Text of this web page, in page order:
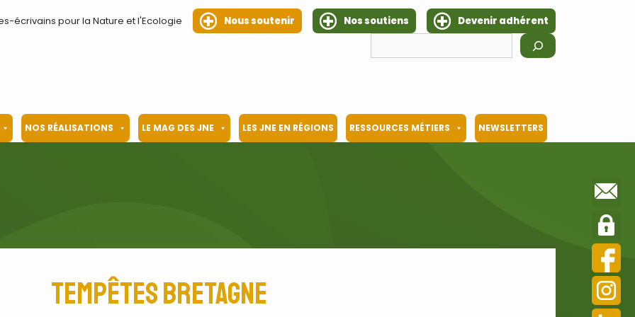
écrivains pour la Nature et l'Ecologie Nous soutenir Nos soutiens
Devenir adhérent
NOS RÉALISATIONS LE MAG DES JNE LES JNE EN RÉGIONS RESSOURCES MÉTIERS NEWSLETTERS
tempêtes Bretagne